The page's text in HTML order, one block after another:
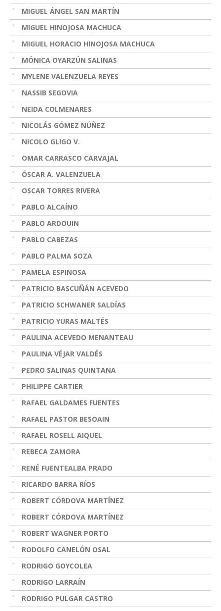
MIGUEL ÁNGEL SAN MARTÍN
MIGUEL HINOJOSA MACHUCA
MIGUEL HORACIO HINOJOSA MACHUCA
MÓNICA OYARZÚN SALINAS
MYLENE VALENZUELA REYES
NASSIB SEGOVIA
NEIDA COLMENARES
NICOLÁS GÓMEZ NÚÑEZ
NICOLO GLIGO V.
OMAR CARRASCO CARVAJAL
ÓSCAR A. VALENZUELA
OSCAR TORRES RIVERA
PABLO ALCAÍNO
PABLO ARDOUIN
PABLO CABEZAS
PABLO PALMA SOZA
PAMELA ESPINOSA
PATRICIO BASCUÑÁN ACEVEDO
PATRICIO SCHWANER SALDÍAS
PATRICIO YURAS MALTÉS
PAULINA ACEVEDO MENANTEAU
PAULINA VÉJAR VALDÉS
PEDRO SALINAS QUINTANA
PHILIPPE CARTIER
RAFAEL GALDAMES FUENTES
RAFAEL PASTOR BESOAIN
RAFAEL ROSELL AIQUEL
REBECA ZAMORA
RENÉ FUENTEALBA PRADO
RICARDO BARRA RÍOS
ROBERT CÓRDOVA MARTÍNEZ
ROBERT CÓRDOVA MARTÍNEZ
ROBERT WAGNER PORTO
RODOLFO CANELÓN OSAL
RODRIGO GOYCOLEA
RODRIGO LARRAÍN
RODRIGO PULGAR CASTRO